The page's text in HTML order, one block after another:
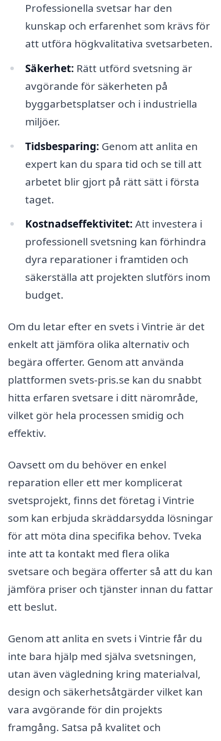
Professionella svetsar har den
kunskap och erfarenhet som krävs för
att utföra högkvalitativa svetsarbeten.
Säkerhet: Rätt utförd svetsning är
avgörande för säkerheten på
byggarbetsplatser och i industriella
miljöer.
Tidsbesparing: Genom att anlita en
expert kan du spara tid och se till att
arbetet blir gjort på rätt sätt i första
taget.
Kostnadseffektivitet: Att investera i
professionell svetsning kan förhindra
dyra reparationer i framtiden och
säkerställa att projekten slutförs inom
budget.
Om du letar efter en svets i Vintrie är det
enkelt att jämföra olika alternativ och
begära offerter. Genom att använda
plattformen svets-pris.se kan du snabbt
hitta erfaren svetsare i ditt närområde,
vilket gör hela processen smidig och
effektiv.
Oavsett om du behöver en enkel
reparation eller ett mer komplicerat
svetsprojekt, finns det företag i Vintrie
som kan erbjuda skräddarsydda lösningar
för att möta dina specifika behov. Tveka
inte att ta kontakt med flera olika
svetsare och begära offerter så att du kan
jämföra priser och tjänster innan du fattar
ett beslut.
Genom att anlita en svets i Vintrie får du
inte bara hjälp med själva svetsningen,
utan även vägledning kring materialval,
design och säkerhetsåtgärder vilket kan
vara avgörande för din projekts
framgång. Satsa på kvalitet och